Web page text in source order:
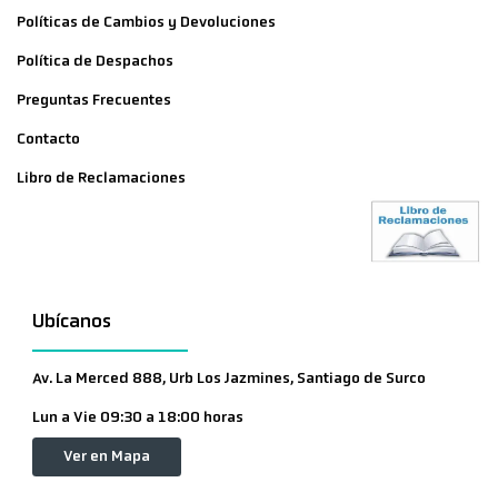
Políticas de Cambios y Devoluciones
Política de Despachos
Preguntas Frecuentes
Contacto
Libro de Reclamaciones
Ubícanos
Av. La Merced 888, Urb Los Jazmines, Santiago de Surco
Lun a Vie 09:30 a 18:00 horas
Ver en Mapa